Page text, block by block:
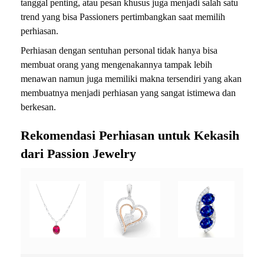
tanggal penting, atau pesan khusus juga menjadi salah satu
trend yang bisa Passioners pertimbangkan saat memilih
perhiasan.
Perhiasan dengan sentuhan personal tidak hanya bisa
membuat orang yang mengenakannya tampak lebih
menawan namun juga memiliki makna tersendiri yang akan
membuatnya menjadi perhiasan yang sangat istimewa dan
berkesan.
Rekomendasi Perhiasan untuk Kekasih
dari Passion Jewelry